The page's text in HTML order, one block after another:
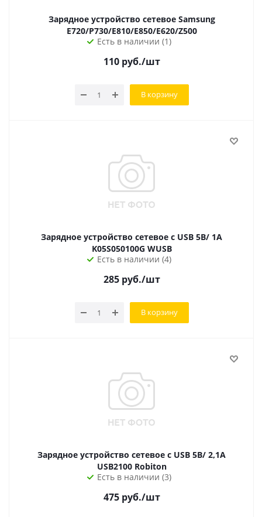
Зарядное устройство сетевое Samsung
E720/P730/E810/E850/E620/Z500
Есть в наличии (1)
110руб./шт
В корзину
Зарядное устройство сетевое с USB 5B/ 1A
K05S050100G WUSB
Есть в наличии (4)
285руб./шт
В корзину
Зарядное устройство сетевое с USB 5B/ 2,1A
USB2100 Robiton
Есть в наличии (3)
475руб./шт